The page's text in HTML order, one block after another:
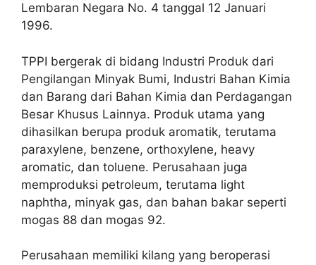
Lembaran Negara No. 4 tanggal 12 Januari
1996.
TPPI bergerak di bidang Industri Produk dari
Pengilangan Minyak Bumi, Industri Bahan Kimia
dan Barang dari Bahan Kimia dan Perdagangan
Besar Khusus Lainnya. Produk utama yang
dihasilkan berupa produk aromatik, terutama
paraxylene, benzene, orthoxylene, heavy
aromatic, dan toluene. Perusahaan juga
memproduksi petroleum, terutama light
naphtha, minyak gas, dan bahan bakar seperti
mogas 88 dan mogas 92.
Perusahaan memiliki kilang yang beroperasi